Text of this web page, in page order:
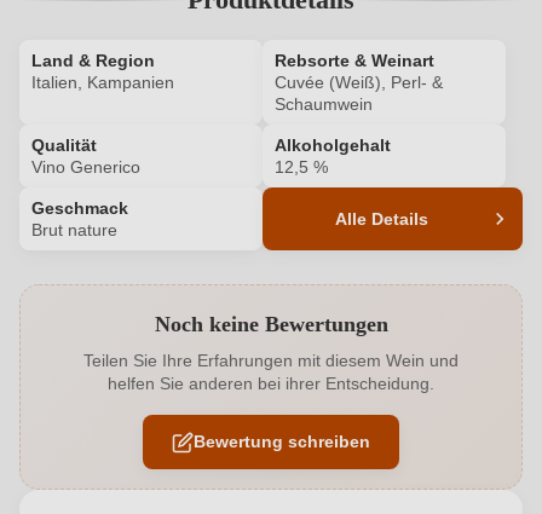
Land & Region
Italien, Kampanien
Rebsorte & Weinart
Cuvée (Weiß), Perl- &
Schaumwein
Qualität
Vino Generico
Alkoholgehalt
12,5 %
Geschmack
Brut nature
Alle Details
Alkoholgehalt in % 12,5 %
Allergene Enthält Sulfite
Flaschenverschluss Sekt/Champagnerkorken
Noch keine Bewertungen
Teilen Sie Ihre Erfahrungen mit diesem Wein und
helfen Sie anderen bei ihrer Entscheidung.
Bewertung schreiben